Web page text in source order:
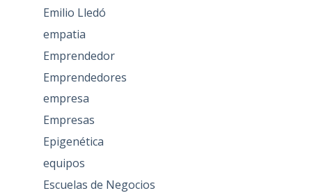
Emilio Lledó
empatia
Emprendedor
Emprendedores
empresa
Empresas
Epigenética
equipos
Escuelas de Negocios